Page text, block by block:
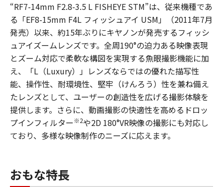
“RF7-14mm F2.8-3.5 L FISHEYE STM”は、従来機種であ
る「EF8-15mm F4L フィッシュアイ USM」（2011年7月
発売）以来、約15年ぶりにキヤノンが発売するフィッシ
ュアイズームレンズです。全周190°の迫力ある映像表現
とズーム対応で柔軟な構図を実現する魚眼撮影機能に加
え、「L（Luxury）」レンズならではの優れた描写性
能、操作性、耐環境性、堅牢（けんろう）性を兼ね備え
たレンズとして、ユーザーの創造性を広げる撮影体験を
提供します。さらに、動画撮影の快適性を高めるドロッ
プインフィルター※2や2D 180°VR映像の撮影にも対応し
ており、多様な映像制作のニーズに応えます。
おもな特長